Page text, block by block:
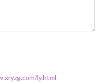
ly.html